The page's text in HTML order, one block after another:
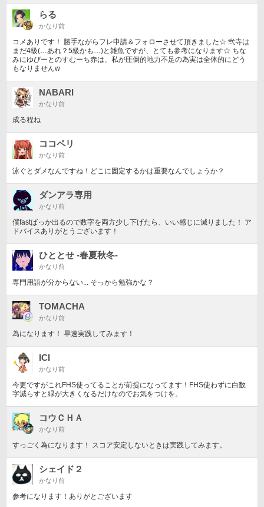
らる
かなり前
コメありです！ 勝手ながらフレ申請＆フォローさせて頂きました☆ 弐寺は
まだ4級(…あれ？5級かも…)と雑魚ですが、とても参考になります☆ ちな
みにゆびーとのすむーち赤は、私が圧倒的地力不足の為実は全体的にどう
もなりませんw
NABARI
かなり前
成る程ね
ココペリ
かなり前
泳ぐとダメなんですね！どこに固定するかは重要なんでしょうか？
ダンアラ専用
かなり前
僕fastばっか出るので数字を両方少し下げたら、いい感じに減りました！ ア
ドバイスありがとうございます！
ひととせ -春夏秋冬-
かなり前
専門用語が分からない... そっから勉強かな？
TOMACHA
かなり前
為になります！ 早速実践してみます！
ICI
かなり前
今更ですがこれFHS使ってることが前提になってます！FHS使わずに白数
字減らすと緑が大きくなるだけなのでお気をつけを。
コウＣＨＡ
かなり前
すっごく為になります！ スコア安定しないときは実践してみます。
シェイド２
かなり前
参考になります！ありがとございます